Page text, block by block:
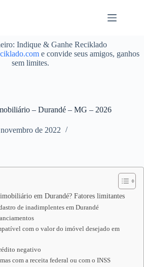
Indique & Ganhe Reciklado
e convide seus amigos, ganhos
sem limites.
– Durandé – MG – 2026
de 2022
em Durandé? Fatores limitantes
de inadimplentes em Durandé
com o valor do imóvel desejado em
negativo
com a receita federal ou com o INSS